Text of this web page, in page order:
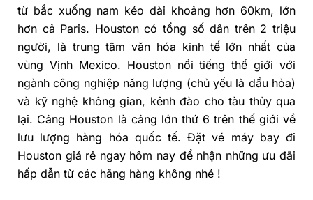
từ bắc xuống nam kéo dài khoảng hơn 60km, lớn
hơn cả Paris. Houston có tổng số dân trên 2 triệu
người, là trung tâm văn hóa kinh tế lớn nhất của
vùng Vịnh Mexico. Houston nổi tiếng thế giới với
ngành công nghiệp năng lượng (chủ yếu là dầu hỏa)
và kỹ nghệ không gian, kênh đào cho tàu thủy qua
lại. Cảng Houston là cảng lớn thứ 6 trên thế giới về
lưu lượng hàng hóa quốc tế. Đặt vé máy bay đi
Houston giá rẻ ngay hôm nay để nhận những ưu đãi
hấp dẫn từ các hãng hàng không nhé !